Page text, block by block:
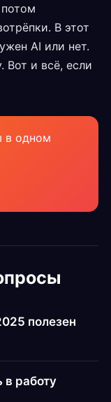
В этот
AI или нет.
Вот и всё, если
в одном
полезен
в работу